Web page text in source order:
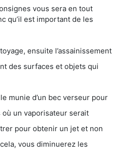
vous sera en tout
qu’il est important de les
ensuite l’assainissement
des surfaces et objets qui
munie d’un bec verseur pour
où un vaporisateur serait
pour obtenir un jet et non
vous diminuerez les